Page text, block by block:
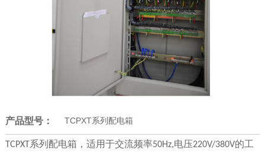
产品型号： TCPXT系列配电箱
TCPXT系列配电箱，适用于交流频率50Hz,电压220V/380V的工